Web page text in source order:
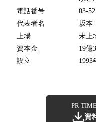
電話番号
03-
代表者名
坂
上場
未上
資本金
19億
設立
1993
PR
資